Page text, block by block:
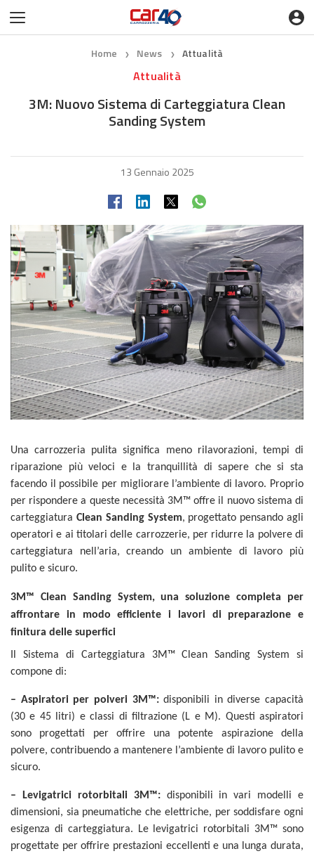
Home ❯ News ❯ Attualità
Attualità
3M: Nuovo Sistema di Carteggiatura Clean
Sanding System
13 Gennaio 2025
Una carrozzeria pulita significa meno rilavorazioni, tempi di
riparazione più veloci e la tranquillità di sapere che si sta
facendo il possibile per migliorare l’ambiente di lavoro. Proprio
per rispondere a queste necessità 3M™ offre il nuovo sistema di
carteggiatura Clean Sanding System, progettato pensando agli
operatori e ai titolari delle carrozzerie, per ridurre la polvere di
carteggiatura nell’aria, creando un ambiente di lavoro più
pulito e sicuro.
3M™ Clean Sanding System, una soluzione completa per
affrontare in modo efficiente i lavori di preparazione e
finitura delle superfici
Il Sistema di Carteggiatura 3M™ Clean Sanding System si
compone di:
– Aspiratori per polveri 3M™:disponibili in diverse capacità
(30 e 45 litri) e classi di filtrazione (L e M). Questi aspiratori
sono progettati per offrire una potente aspirazione della
polvere, contribuendo a mantenere l’ambiente di lavoro pulito e
sicuro.
– Levigatrici rotorbitali 3M™:disponibili in vari modelli e
dimensioni, sia pneumatiche che elettriche, per soddisfare ogni
esigenza di carteggiatura. Le levigatrici rotorbitali 3M™ sono
progettate per offrire prestazioni eccellenti e una lunga durata,